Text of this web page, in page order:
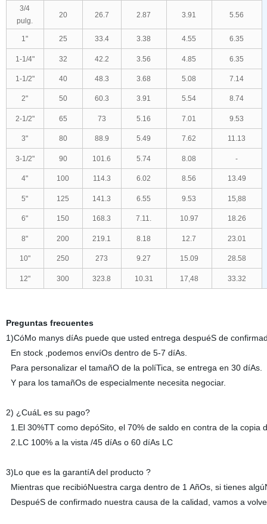
3/4
pulg.
20 26.7 2.87 3.91 5.56
1" 25 33.4 3.38 4.55 6.35
1-1/4" 32 42.2 3.56 4.85 6.35
1-1/2" 40 48.3 3.68 5.08 7.14
2" 50 60.3 3.91 5.54 8.74
2-1/2" 65 73 5.16 7.01 9.53
3" 80 88.9 5.49 7.62 11.13
3-1/2" 90 101.6 5.74 8.08 -
4" 100 114.3 6.02 8.56 13.49
5" 125 141.3 6.55 9.53 15,88
6" 150 168.3 7.11. 10.97 18.26
8" 200 219.1 8.18 12.7 23.01
10" 250 273 9.27 15.09 28.58
12" 300 323.8 10.31 17,48 33.32
Preguntas frecuentes
1)CóMo manys díAs puede que usted entrega despuéS de
En stock ,podemos envíOs dentro de 5-7 díAs.
Para personalizar el tamañO de la políTica, se entrega en 30 díAs.
Y para los tamañOs de especialmente necesita negociar.
2) ¿CuáL es su pago?
1.El 30%TT como depóSito, el 70% de saldo en contra de la copia
2.LC 100% a la vista /45 díAs o 60 díAs LC
3)Lo que es la garantíA del producto ?
Mientras que recibióNuestra carga dentro de 1 AñOs, si tienes
DespuéS de confirmado nuestra causa de la calidad, vamos a